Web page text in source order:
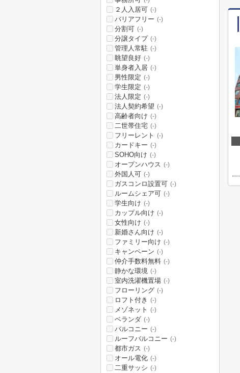
２人入居可 (-)
バリアフリー (-)
分割可 (-)
分譲タイプ (-)
管理人常駐 (-)
眺望良好 (-)
単身者入居 (-)
男性限定 (-)
学生限定 (-)
法人限定 (-)
法人契約希望 (-)
高齢者向け (-)
二世帯住宅 (-)
フリーレント (-)
カードキー (-)
SOHO向け (-)
オープンハウス (-)
外国人可 (-)
ガスコンロ設置可 (-)
ルームシェア可 (-)
学生向け (-)
カップル向け (-)
女性向け (-)
新婚さん向け (-)
ファミリー向け (-)
キャンペーン (-)
仲介手数料無料 (-)
静かな環境 (-)
室内洗濯機置場 (-)
フローリング (-)
ロフト付き (-)
メゾネット (-)
ベランダ (-)
バルコニー (-)
ルーフバルコニー (-)
都市ガス (-)
オール電化 (-)
二重サッシ (-)